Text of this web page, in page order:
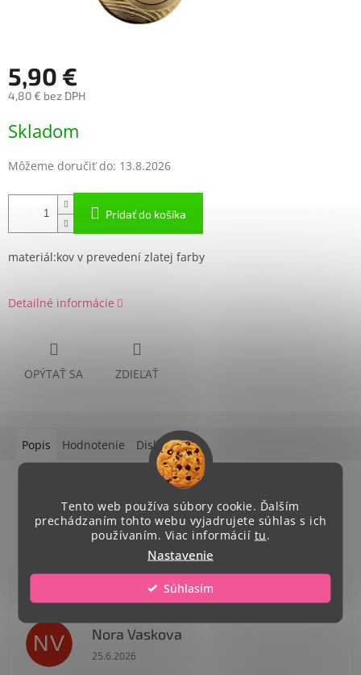
Tento web používa súbory cookie. Ďalším
prechádzaním tohto webu vyjadrujete súhlas s ich
používaním. Viac informácií tu.
Nastavenie
Súhlasím
5,90 €
4,80 € bez DPH
cena:
Skladom
Môžeme doručiť do: 13.8.2026
Pridať do košíka
materiál:kov v prevedení zlatej farby
Detailné informácie
OPÝTAŤ SA ZDIEĽAŤ
Popis Hodnotenie Diskusia
priemer 7 cm, stuha trikolóra 2,2 cm
NV Nora Vaskova
Hodnotenie obchodu je 1 z 5 hviezdičiek.
25.6.2026